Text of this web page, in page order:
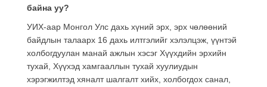
байна уу?
УИХ-аар Монгол Улс дахь хүний эрх, эрх чөлөөний
байдлын талаарх 16 дахь илтгэлийг хэлэлцэж, үүнтэй
холбогдуулан манай ажлын хэсэг Хүүхдийн эрхийн
тухай, Хүүхэд хамгааллын тухай хуулиудын
хэрэгжилтэд хяналт шалгалт хийх, холбогдох санал,